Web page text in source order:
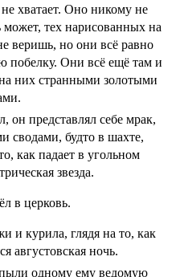
хватает. Оно никому не
тех нарисованных на
веришь, но они всё равно
побелку. Они всё ещё там и
них странными золотыми
он представлял себе мрак,
сводами, будто в шахте,
как падает в угольном
звезда.
в церковь.
и курила, глядя на то, как
августовская ночь.
одному ему ведомую